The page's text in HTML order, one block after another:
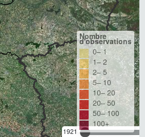
1921
Nombre
d'observations
0– 1
1– 2
2– 5
5– 10
10– 20
20– 50
50– 100
100+